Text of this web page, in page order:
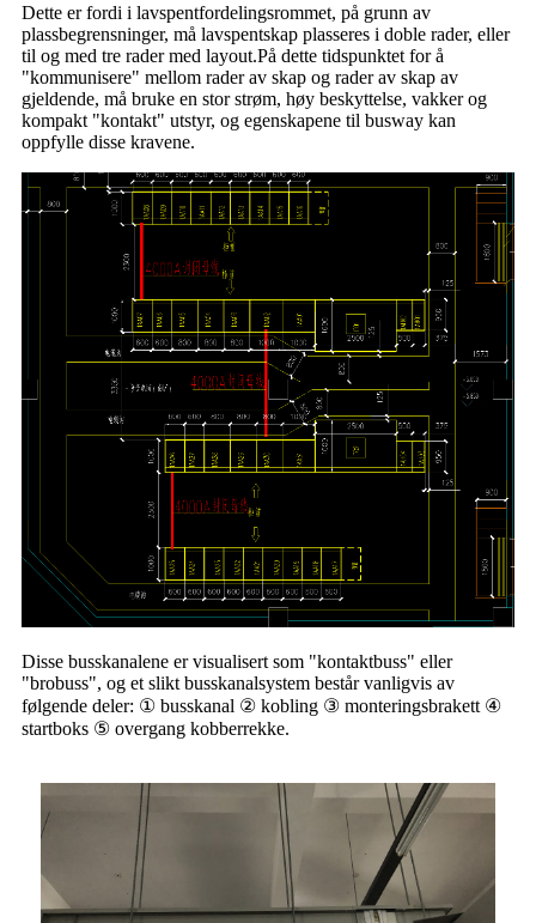
Dette er fordi i lavspentfordelingsrommet, på grunn av
plassbegrensninger, må lavspentskap plasseres i doble rader, eller
til og med tre rader med layout.På dette tidspunktet for å
"kommunisere" mellom rader av skap og rader av skap av
gjeldende, må bruke en stor strøm, høy beskyttelse, vakker og
kompakt "kontakt" utstyr, og egenskapene til busway kan
oppfylle disse kravene.
Disse busskanalene er visualisert som "kontaktbuss" eller
"brobuss", og et slikt busskanalsystem består vanligvis av
følgende deler: ① busskanal ② kobling ③ monteringsbrakett ④
startboks ⑤ overgang kobberrekke.